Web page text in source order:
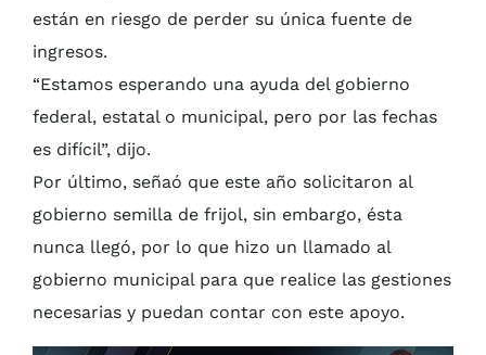
están en riesgo de perder su única fuente de
ingresos.
“Estamos esperando una ayuda del gobierno
federal, estatal o municipal, pero por las fechas
es difícil”, dijo.
Por último, señaó que este año solicitaron al
gobierno semilla de frijol, sin embargo, ésta
nunca llegó, por lo que hizo un llamado al
gobierno municipal para que realice las gestiones
necesarias y puedan contar con este apoyo.